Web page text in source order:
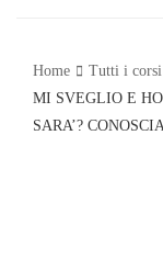
Home Tutti i corsi
MI SVEGLIO E
SARA’?